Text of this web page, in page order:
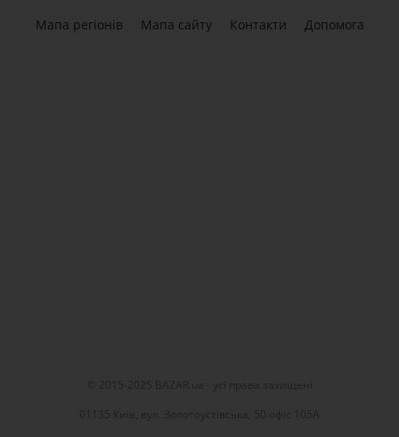
Мапа регіонів Мапа сайту Контакти Допомога